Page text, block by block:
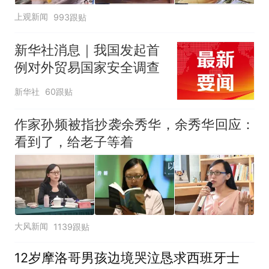
上观新闻 993跟贴
新华社消息｜我国发起首
例对外贸易国家安全调查
新华社 60跟贴
作家孙频被指抄袭余秀华，余秀华回应：
看到了，给老子等着
大风新闻 1139跟贴
12岁摩洛哥男孩边境哭泣恳求西班牙士